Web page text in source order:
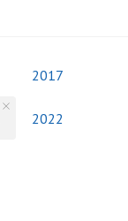
2017
2022